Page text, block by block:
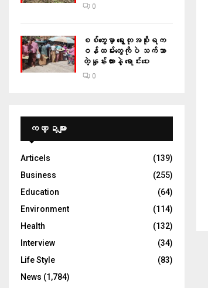
0
စစ်တွေမှာ ရွေးတုအစိုးရက
ဝန်ထမ်းတွေကိုပဲ သက်သာ
တဲ့နှုန်းထားနဲ့ ရောင်းပေး
0
ကဏ္ဍများ
Articels
(139)
Business
(255)
Education
(64)
Environment
(114)
Health
(132)
Interview
(34)
Life Style
(83)
News (1,784)